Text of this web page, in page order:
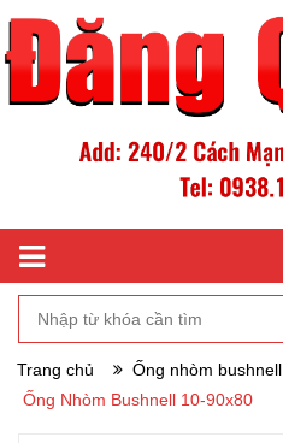
Trang chủ
Ống nhòm bushnell
Ống Nhòm Bushnell 10-90x80